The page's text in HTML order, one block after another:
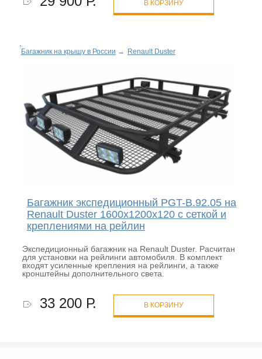
В КОРЗИНУ
Багажник на крышу в России → Renault Duster
Багажник экспедиционный PGT-B.92.05 на
Renault Duster 1600х1200х120 с сеткой и
креплениями на рейлин
Экспедиционный багажник на Renault Duster. Расчитан
для установки на рейлинги автомобиля. В комплект
входят усиленные крепления на рейлинги, а также
кронштейны дополнительного света.
33 200 Р. В КОРЗИНУ